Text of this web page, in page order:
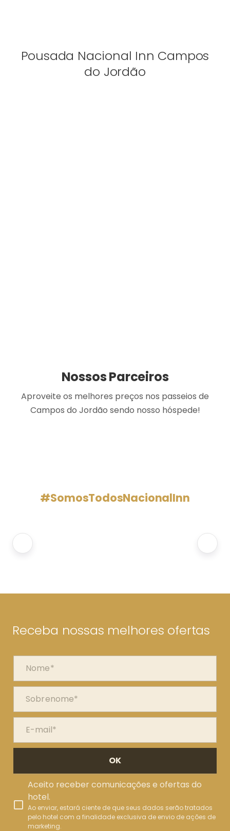
Pousada Nacional Inn Campos
do Jordão
Nossos Parceiros
Aproveite os melhores preços nos passeios de
Campos do Jordão sendo nosso hóspede!
#SomosTodosNacionalInn
Receba nossas melhores ofertas
OK
Aceito receber comunicações e ofertas do
hotel.
Ao enviar, estará ciente de que seus dados serão tratados
pelo hotel com a finalidade exclusiva de envio de ações de
marketing.